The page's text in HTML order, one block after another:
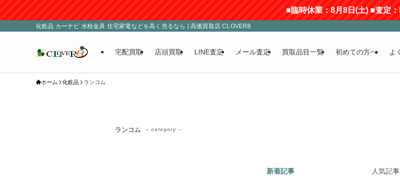
■臨時休業：8月8日(土) ■査定：LINEと
化粧品 カーナビ 水栓金具 住宅家電などを高く売るなら | 高価買取店 CLOVER8
宅配買取 店頭買取 LINE査定 メール査定 買取品目一覧 初めての方へ よ
ホーム 化粧品 ランコム
ランコム – category –
新着記事 人気記事